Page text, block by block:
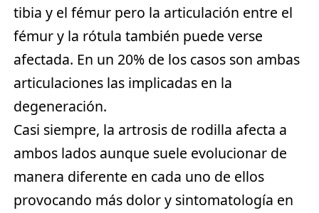
tibia y el fémur pero la articulación entre el
fémur y la rótula también puede verse
afectada. En un 20% de los casos son ambas
articulaciones las implicadas en la
degeneración.
Casi siempre, la artrosis de rodilla afecta a
ambos lados aunque suele evolucionar de
manera diferente en cada uno de ellos
provocando más dolor y sintomatología en